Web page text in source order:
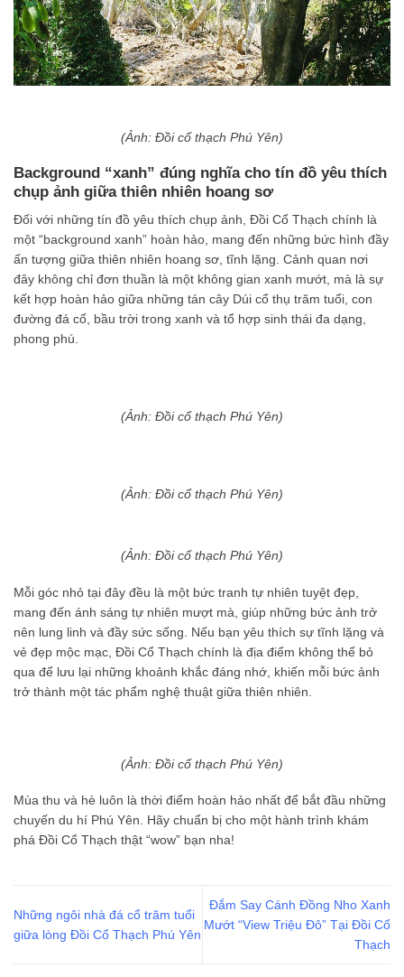
(Ảnh: Đồi cổ thạch Phú Yên)
Background “xanh” đúng nghĩa cho tín đồ yêu thích
chụp ảnh giữa thiên nhiên hoang sơ
Đối với những tín đồ yêu thích chụp ảnh, Đồi Cổ Thạch chính là
một “background xanh” hoàn hảo, mang đến những bức hình đầy
ấn tượng giữa thiên nhiên hoang sơ, tĩnh lặng. Cảnh quan nơi
đây không chỉ đơn thuần là một không gian xanh mướt, mà là sự
kết hợp hoàn hảo giữa những tán cây Dúi cổ thụ trăm tuổi, con
đường đá cổ, bầu trời trong xanh và tổ hợp sinh thái đa dạng,
phong phú.
(Ảnh: Đồi cổ thạch Phú Yên)
(Ảnh: Đồi cổ thạch Phú Yên)
(Ảnh: Đồi cổ thạch Phú Yên)
Mỗi góc nhỏ tại đây đều là một bức tranh tự nhiên tuyệt đẹp,
mang đến ánh sáng tự nhiên mượt mà, giúp những bức ảnh trở
nên lung linh và đầy sức sống. Nếu bạn yêu thích sự tĩnh lặng và
vẻ đẹp mộc mạc, Đồi Cổ Thạch chính là địa điểm không thể bỏ
qua để lưu lại những khoảnh khắc đáng nhớ, khiến mỗi bức ảnh
trở thành một tác phẩm nghệ thuật giữa thiên nhiên.
(Ảnh: Đồi cổ thạch Phú Yên)
Mùa thu và hè luôn là thời điểm hoàn hảo nhất để bắt đầu những
chuyến du hí Phú Yên. Hãy chuẩn bị cho một hành trình khám
phá Đồi Cổ Thạch thật “wow” bạn nha!
Những ngôi nhà đá cổ trăm tuổi
giữa lòng Đồi Cổ Thạch Phú Yên
Đắm Say Cánh Đồng Nho Xanh
Mướt “View Triệu Đô” Tại Đồi Cổ
Thạch